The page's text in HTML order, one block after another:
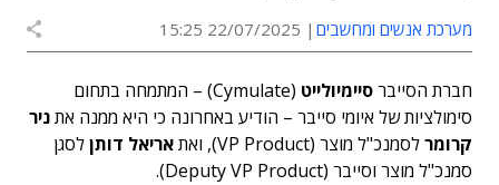
מערכת אנשים ומחשבים 22/07/2025 15:25
חברת הסייברסיימיולייט
(Cymulate) – המתמחה בתחום
סימולציות של איומי סייבר – הודיע באחרונה כי היא ממנה אתניר
קרומרלסמנכ"ל מוצר (VP Product), ואת אריאל דותןלסגן
סמנכ"ל מוצר וסייבר (Deputy VP Product).